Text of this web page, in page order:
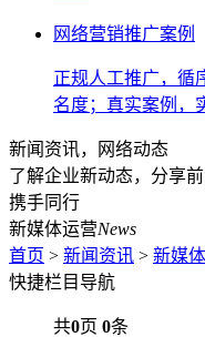
网络营销推广案例
正规人工推广，循
名度；真实案例，
新闻资讯，网络动态
了解企业新动态，分享
携手同行
新媒体运营News
首页 > 新闻资讯 > 新媒
快捷栏目导航
共0页 0条